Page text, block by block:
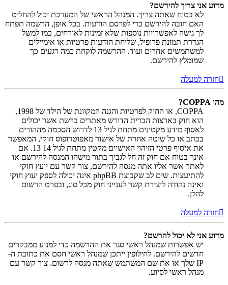
מדוע אני צריך להירשם?
לא בטוח שאתה צריך. המנהל הראשי של המערכת יכול להחליט
האם חובה להירשם כדי לפרסם הודעות. בכל אופן, הרשמה תפתח
לך גישה לאפשרויות נוספות שלא זמינות לאורחים, כמו למשל
הגדרת תמונת פרופיל, שליחת הודעות פרטיות או אימיילים
למשתמשים אחרים ועוד. ההרשמה לוקחת כמה רגעים כך
שמומלץ להירשם.
חזרה למעלה
מהו COPPA?
COPPA, או החוק לפרטיות והגנה המקוונת של הילד של 1998,
הוא חוק בארצות הברית הדורש מאתרים ברשת אשר יכולים
לאסוף מידע מקטינים מתחת לגיל 13 לדרוש הסכמה מההורים
בכתב או כל שיטה אחרת של אישור מאפוטרופוס חוקי, המאפשר
את איסוף פרטי הזיהוי האישיים מקטין מתחת לגיל 14 13. אם
אינך בטוח אם חוק זה חל לגביך בתור מישהו המנסה להירשם או
לאתר אשר אליו אתה מנסה להירשם, צור קשר עם יועץ חוקי
להתיעצות. שים לב שקבוצת phpBB אינה יכולה לספק יעוץ חוקי
ואינה נקודה ליצירת קשר לענייני חוק מכל סוג, ובפרט הרשום
להלן.
חזרה למעלה
מדוע אני לא יכול להרשם?
יש אפשרות שמנהל ראשי סגר את ההרשמה כדי למנוע ממבקרים
חדשים להירשם. לחילופין ייתכן שמנהל ראשי חסם את כתובת ה-
IP שלך או את שם המשתמש שאתה מנסה לרשום. צור קשר עם
מנהל ראשי לסיוע.